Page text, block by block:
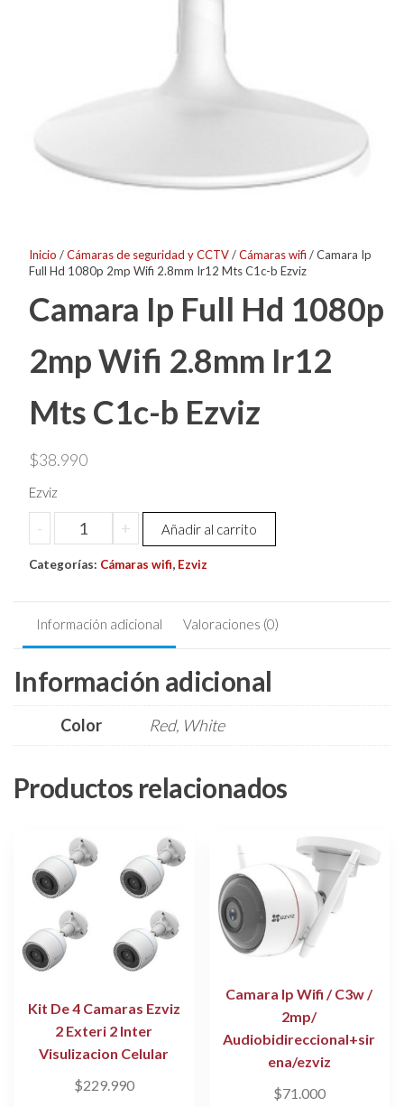
Inicio /Cámaras de seguridad y CCTV/Cámaras wifi / Camara Ip
Full Hd 1080p 2mp Wifi 2.8mm Ir12 Mts C1c-b Ezviz
Camara Ip Full Hd 1080p
2mp Wifi 2.8mm Ir12
Mts C1c-b Ezviz
$38.990
Ezviz
-
Camara
Ip
Full
2mp
Wifi
2.8mm
Ir12
Mts
Ezviz
cantidad
+ Añadir al carrito
Categorías: Cámaras wifi, Ezviz
Información adicional Valoraciones (0)
Información adicional
Color Red, White
Productos relacionados
Kit De 4 Camaras Ezviz
2 Exteri 2 Inter
Visulizacion Celular
$229.990
Camara Ip Wifi / C3w /
2mp/
Audiobidireccional+sir
ena/ezviz
$71.000